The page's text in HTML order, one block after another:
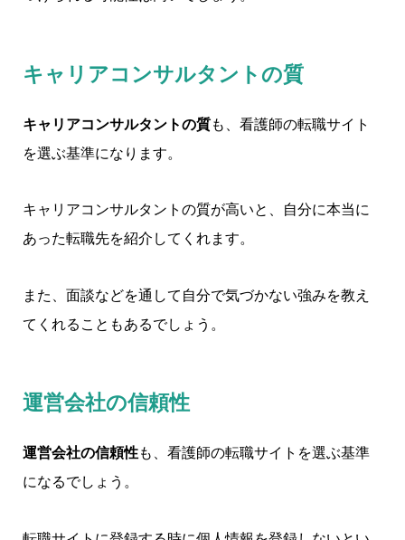
キャリアコンサルタントの質
キャリアコンサルタントの質も、看護師の転職サイト
を選ぶ基準になります。
キャリアコンサルタントの質が高いと、自分に本当に
あった転職先を紹介してくれます。
また、面談などを通して自分で気づかない強みを教え
てくれることもあるでしょう。
運営会社の信頼性
運営会社の信頼性も、看護師の転職サイトを選ぶ基準
になるでしょう。